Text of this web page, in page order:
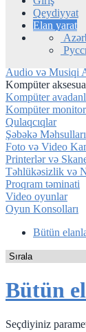
Qeydiyyat
Elan yarat
Kompüter
Elektronika üçün
Noutbuklar və
Televiziya
Audio və Musiqi
Kompüter
Kompüter
Kompüter
Qulaqcıqlar
Şəbəkə Məhsulları
Foto və Video
Printerlər və
Təhlükəsizlik və
Proqram təminati
Video oyunlar
Oyun Konsolları
Bütün
Bütün
Seçdiyiniz